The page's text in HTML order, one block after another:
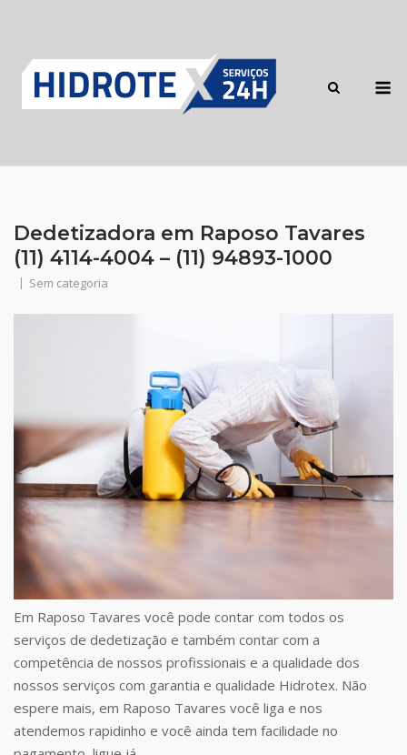
content
Dedetizadora em Raposo Tavares
(11) 4114-4004 – (11) 94893-1000
Sem categoria
Em Raposo Tavares você pode contar com todos os
serviços de dedetização e também contar com a
competência de nossos profissionais e a qualidade dos
nossos serviços com garantia e qualidade Hidrotex. Não
espere mais, em Raposo Tavares você liga e nos
atendemos rapidinho e você ainda tem facilidade no